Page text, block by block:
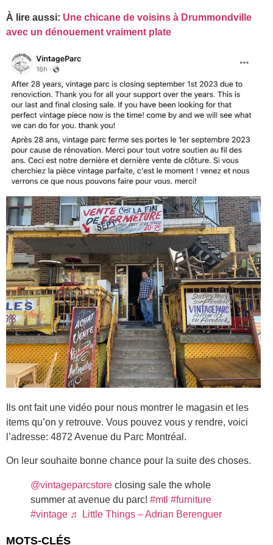
À lire aussi: Une chicane de voisins à Drummondville
avec un dénouement vraiment plate
Ils ont fait une vidéo pour nous montrer le magasin et les
items qu’on y retrouve. Vous pouvez vous y rendre, voici
l’adresse: 4872 Avenue du Parc Montréal.
On leur souhaite bonne chance pour la suite des choses.
@vintageparcstore closing sale the whole
summer at avenue du parc! #mtl #furniture
#vintage ♬ Little Things – Adrian Berenguer
MOTS-CLÉS